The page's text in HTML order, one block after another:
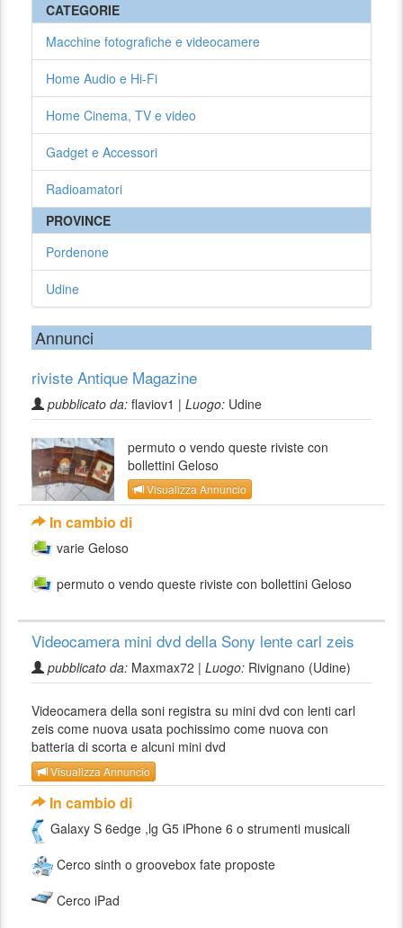
CATEGORIE
Macchine fotografiche e videocamere
Home Audio e Hi-Fi
Home Cinema, TV e video
Gadget e Accessori
Radioamatori
PROVINCE
Pordenone
Udine
Annunci
riviste Antique Magazine
pubblicato da: flaviov1 | Luogo: Udine
permuto o vendo queste riviste con
bollettini Geloso
Visualizza Annuncio
In cambio di
varie Geloso
permuto o vendo queste riviste con bollettini Geloso
Videocamera mini dvd della Sony lente carl zeis
pubblicato da: Maxmax72 | Luogo: Rivignano (Udine)
Videocamera della soni registra su mini dvd con lenti carl
zeis come nuova usata pochissimo come nuova con
batteria di scorta e alcuni mini dvd
Visualizza Annuncio
In cambio di
Galaxy S 6edge ,lg G5 iPhone 6 o strumenti musicali
Cerco sinth o groovebox fate proposte
Cerco iPad